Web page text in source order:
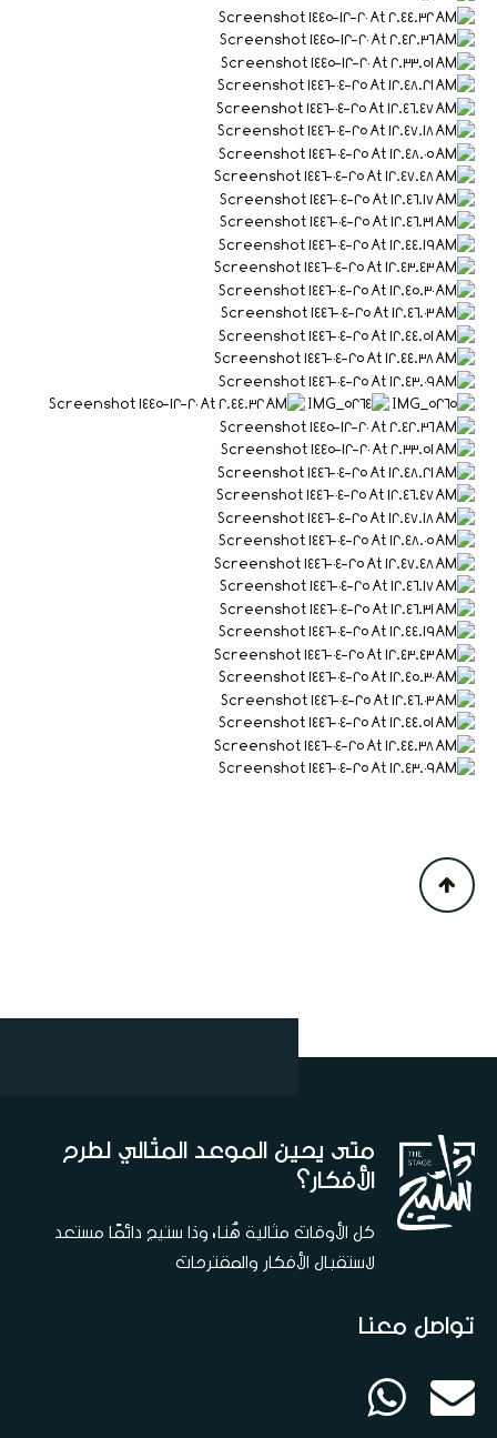
متى يحين الموعد المثالي لطرح
الأفكار؟
كل الأوقات مثالية هُنا، وذا ستيج دائمًا مستعد
لاستقبال الأفكار والمقترحات
تواصل معنا